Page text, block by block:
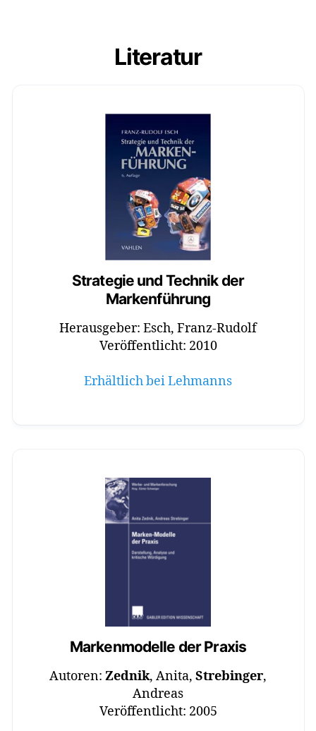
Literatur
Strategie und Technik der
Markenführung
Herausgeber: Esch, Franz-Rudolf
Veröffentlicht: 2010
Erhältlich bei Lehmanns
Markenmodelle der Praxis
Autoren: Zednik, Anita, Strebinger,
Andreas
Veröffentlicht: 2005